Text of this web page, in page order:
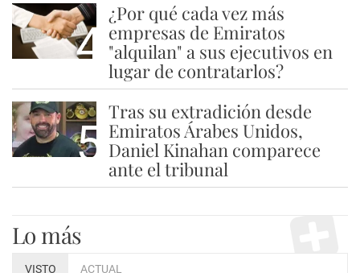
4
¿Por qué cada vez más
empresas de Emiratos
"alquilan" a sus ejecutivos en
lugar de contratarlos?
5
Tras su extradición desde
Emiratos Árabes Unidos,
Daniel Kinahan comparece
ante el tribunal
Lo más
VISTO ACTUAL